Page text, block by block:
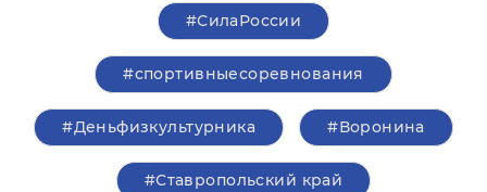
#СилаРоссии
#спортивныесоревнования
#Деньфизкультурника #Воронина
#Ставропольский край